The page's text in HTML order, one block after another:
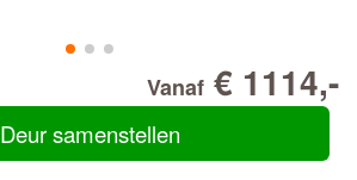
Vanaf € 1114,-
Deur samenstellen